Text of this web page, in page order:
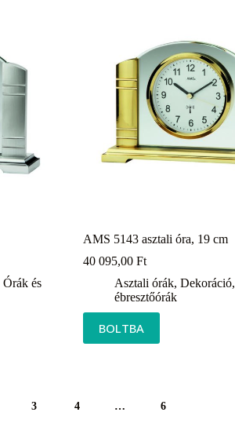
Órák és
AMS 5143 asztali óra, 19 cm
40 095,00 Ft
Asztali órák, Dekoráció,
ébresztőórák
BOLTBA
3 4 … 6